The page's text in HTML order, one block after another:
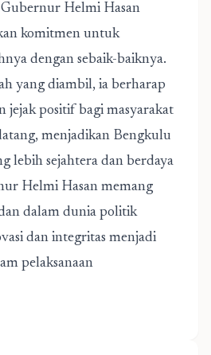
Gubernur Helmi Hasan
komitmen untuk
dengan sebaik-baiknya.
yang diambil, ia berharap
jejak positif bagi masyarakat
menjadikan Bengkulu
lebih sejahtera dan berdaya
Helmi Hasan memang
dalam dunia politik
dan integritas menjadi
pelaksanaan